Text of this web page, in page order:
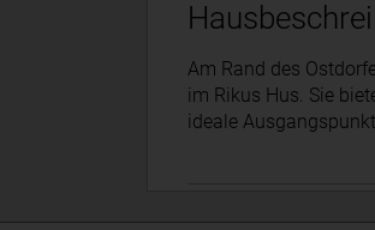
Am Rand des
im Rikus Hus. Sie
ideale